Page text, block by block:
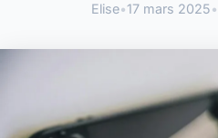
Elise•17 mars 2025•